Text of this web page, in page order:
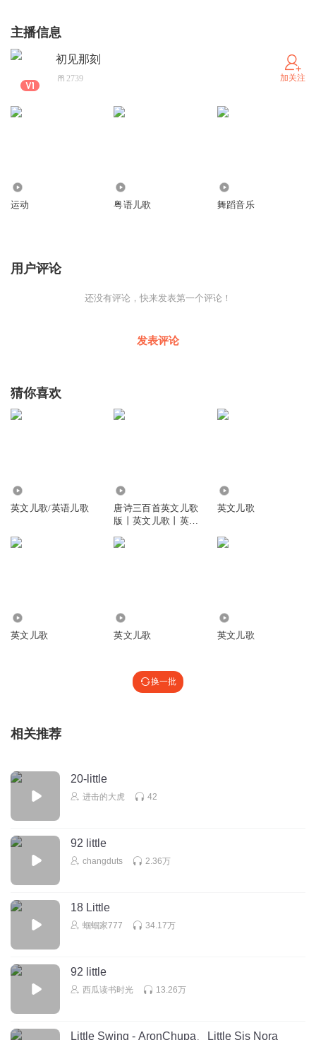
主播信息
初见那刻
2739 加关注
运动 粤语儿歌 舞蹈音乐
用户评论
还没有评论，快来发表第一个评论！
发表评论
猜你喜欢
英文儿歌/英语儿歌
唐诗三百首英文儿歌
版丨英文儿歌丨英文
英文儿歌
英文儿歌 英文儿歌 英文儿歌
换一批
相关推荐
20-little
进击的大虎 42
92 little
changduts 2.36万
18 Little
蝈蝈家777 34.17万
92 little
西瓜读书时光 13.26万
Little Swing - AronChupa、Little Sis Nora